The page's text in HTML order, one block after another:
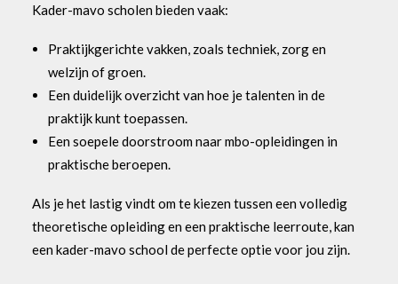
Kader-mavo scholen bieden vaak:
Praktijkgerichte vakken, zoals techniek, zorg en
welzijn of groen.
Een duidelijk overzicht van hoe je talenten in de
praktijk kunt toepassen.
Een soepele doorstroom naar mbo-opleidingen in
praktische beroepen.
Als je het lastig vindt om te kiezen tussen een volledig
theoretische opleiding en een praktische leerroute, kan
een kader-mavo school de perfecte optie voor jou zijn.